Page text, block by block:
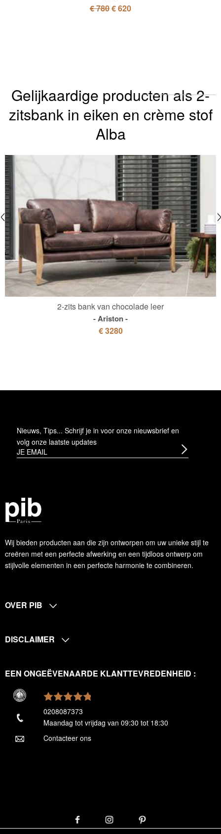
€ 780€ 620
Gelijkaardige producten als 2-
zitsbank in eiken en crème stof
Alba
2-zits bank van chocolade leer
Ariston
€ 3280
Wij bieden producten aan die zijn ontworpen om uw unieke stijl te
creëren met een perfecte afwerking en een tijdloos ontwerp om
stijlvolle elementen in een perfecte harmonie te combineren.
Nieuws, Tips... Schrijf je in voor onze nieuwsbrief en
volg onze laatste updates
OVER PIB
DISCLAIMER
EEN ONGEËVENAARDE KLANTTEVREDENHEID :
0208087373
Maandag tot vrijdag van 09:30 tot 18:30
Contacteer ons